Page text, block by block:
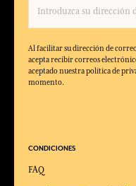
Al facilitar su dirección de
acepta recibir correos
aceptado nuestra política de
momento.
CONDICIONES
FAQ